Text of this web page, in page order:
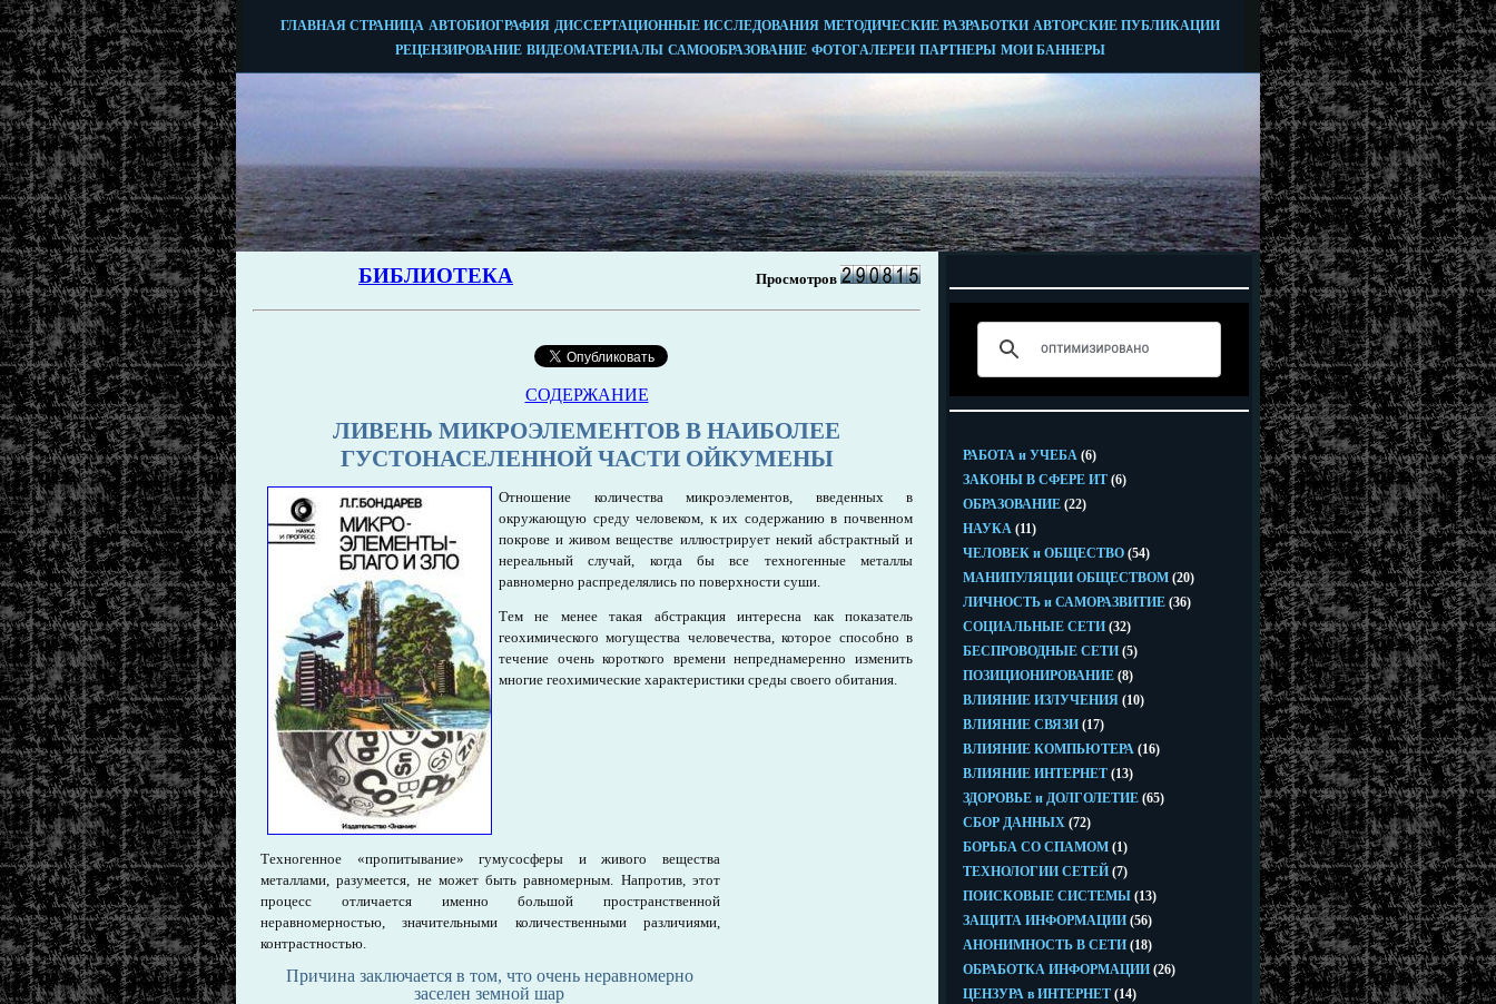
СОДЕРЖАНИЕ
ЛИВЕНЬ МИКРОЭЛЕМЕНТОВ В НАИБОЛЕЕ
ГУСТОНАСЕЛЕННОЙ ЧАСТИ ОЙКУМЕНЫ
Отношение количества микроэлементов, введенных в
окружающую среду человеком, к их содержанию в почвенном
покрове и живом веществе иллюстрирует некий абстрактный и
нереальный случай, когда бы все техногенные металлы
равномерно распределялись по поверхности суши.
Тем не менее такая абстракция интересна как показатель
геохимического могущества человечества, которое способно в
течение очень короткого времени непреднамеренно изменить
многие геохимические характеристики среды своего обитания.
Техногенное «пропитывание» гумусосферы и живого вещества
металлами, разумеется, не может быть равномерным. Напротив, этот
процесс отличается именно большой пространственной
неравномерностью, значительными количественными различиями,
контрастностью.
Причина заключается в том, что очень неравномерно
заселен земной шар